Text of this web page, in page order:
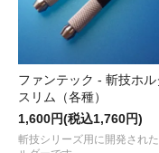
ファンテック - 斬技ホル
スリム（各種）
1,600円(税込1,760円)
斬技シリーズ用に開発され